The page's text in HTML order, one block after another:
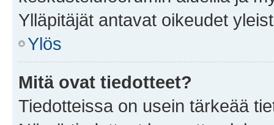
Ylläpitäjät antavat oikeudet
Ylös
Mitä ovat tiedotteet?
Tiedotteissa on usein tärkeää